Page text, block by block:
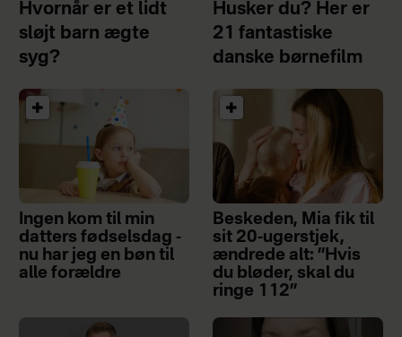
Hvornår er et lidt
sløjt barn ægte
syg?
Husker du? Her er
21 fantastiske
danske børnefilm
Ingen kom til min
datters fødselsdag -
nu har jeg en bøn til
alle forældre
Beskeden, Mia fik til
sit 20-ugerstjek,
ændrede alt: ”Hvis
du bløder, skal du
ringe 112”